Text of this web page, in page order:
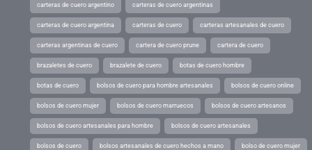
carteras de cuero argentino carteras de cuero argentinas
carteras de cuero argentina carteras de cuero carteras artesanales de cuero
carteras argentinas de cuero cartera de cuero prune cartera de cuero
brazaletes de cuero brazalete de cuero botas de cuero hombre
botas de cuero bolsos de cuero para hombre artesanales bolsos de cuero online
bolsos de cuero mujer bolsos de cuero marruecos bolsos de cuero artesanos
bolsos de cuero artesanales para hombre bolsos de cuero artesanales
bolsos de cuero bolsos artesanales de cuero hechos a mano bolso de cuero mujer